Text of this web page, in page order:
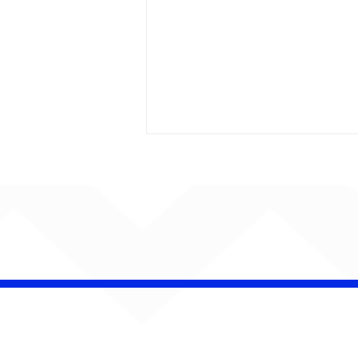
AUMENTA O SOM!